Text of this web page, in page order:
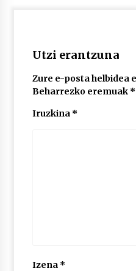
2026/07/02
Utzi erantzuna
Zure e-posta helbidea
Beharrezko eremuak *
Iruzkina *
Izena *